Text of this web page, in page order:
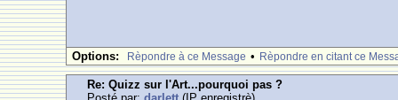
Options: Rèpondre à ce Message • Rèpondre en citant ce
Re: Quizz sur l'Art...pourquoi pas ?